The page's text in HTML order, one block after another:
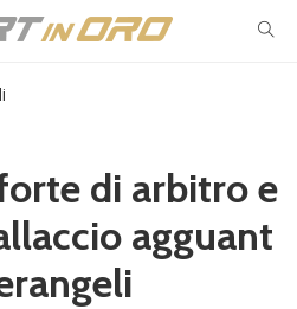
di arbitro e
agguant